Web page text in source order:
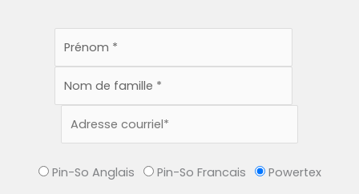
Pin-So Anglais Pin-So Francais Powertex